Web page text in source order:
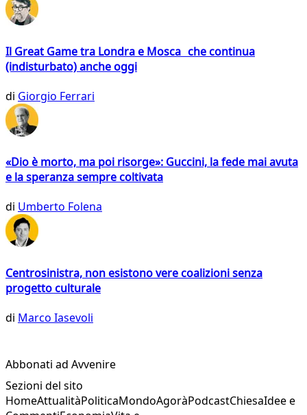
Il Great Game tra Londra e Mosca che continua
(indisturbato) anche oggi
di Giorgio Ferrari
«Dio è morto, ma poi risorge»: Guccini, la fede mai avuta
e la speranza sempre coltivata
di Umberto Folena
Centrosinistra, non esistono vere coalizioni senza
progetto culturale
di Marco Iasevoli
Abbonati ad Avvenire
Sezioni del sito
HomeAttualitàPoliticaMondoAgoràPodcastChiesaIdee e